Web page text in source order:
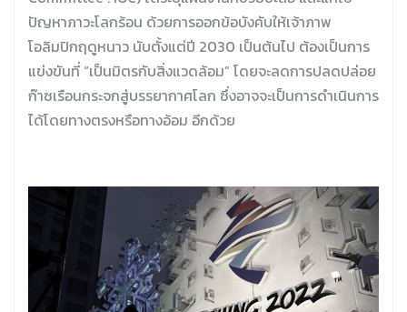
ปัญหาภาวะโลกร้อน ด้วยการออกข้อบังคับให้เจ้าภาพ
โอลิมปิกฤดูหนาว นับตั้งแต่ปี 2030 เป็นต้นไป ต้องเป็นการ
แข่งขันที่ “เป็นมิตรกับสิ่งแวดล้อม” โดยจะลดการปลดปล่อย
ก๊าซเรือนกระจกสู่บรรยากาศโลก ซึ่งอาจจะเป็นการดำเนินการ
ได้โดยทางตรงหรือทางอ้อม อีกด้วย